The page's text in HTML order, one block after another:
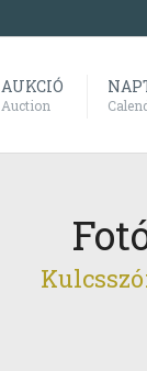
AUKCIÓ
Auction